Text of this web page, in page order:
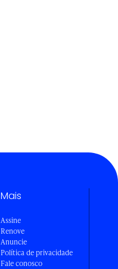
Mais
Assine
Renove
Anuncie
Política de privacidade
Fale conosco